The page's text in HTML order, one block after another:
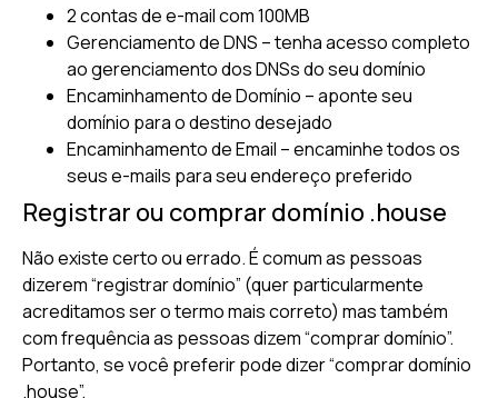
2 contas de e-mail com 100MB
Gerenciamento de DNS – tenha acesso completo
ao gerenciamento dos DNSs do seu domínio
Encaminhamento de Domínio – aponte seu
domínio para o destino desejado
Encaminhamento de Email – encaminhe todos os
seus e-mails para seu endereço preferido
Registrar ou comprar domínio .house
Não existe certo ou errado. É comum as pessoas
dizerem “registrar domínio” (quer particularmente
acreditamos ser o termo mais correto) mas também
com frequência as pessoas dizem “comprar domínio”.
Portanto, se você preferir pode dizer “comprar domínio
.house”.